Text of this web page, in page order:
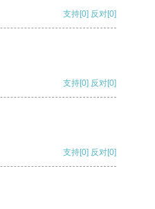
支持[0] 反对[0]
支持[0] 反对[0]
支持[0] 反对[0]